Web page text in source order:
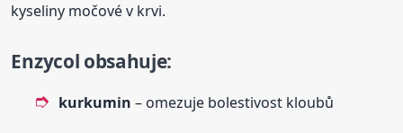
kyseliny močové v krvi.
Enzycol obsahuje:
kurkumin – omezuje bolestivost kloubů